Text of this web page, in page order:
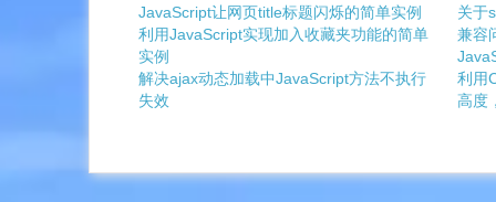
JavaScript让网页title标题闪烁的简单实例
利用JavaScript实现加入收藏夹功能的简单
实例
解决ajax动态加载中JavaScript方法不执行
失效
关于
兼容
利用
高度